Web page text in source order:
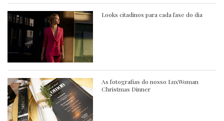
Looks citadinos para cada fase do dia
As fotografias do nosso LuxWoman
Christmas Dinner